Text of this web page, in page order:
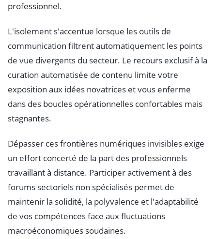
professionnel.
L'isolement s'accentue lorsque les outils de
communication filtrent automatiquement les points
de vue divergents du secteur. Le recours exclusif à la
curation automatisée de contenu limite votre
exposition aux idées novatrices et vous enferme
dans des boucles opérationnelles confortables mais
stagnantes.
Dépasser ces frontières numériques invisibles exige
un effort concerté de la part des professionnels
travaillant à distance. Participer activement à des
forums sectoriels non spécialisés permet de
maintenir la solidité, la polyvalence et l'adaptabilité
de vos compétences face aux fluctuations
macroéconomiques soudaines.